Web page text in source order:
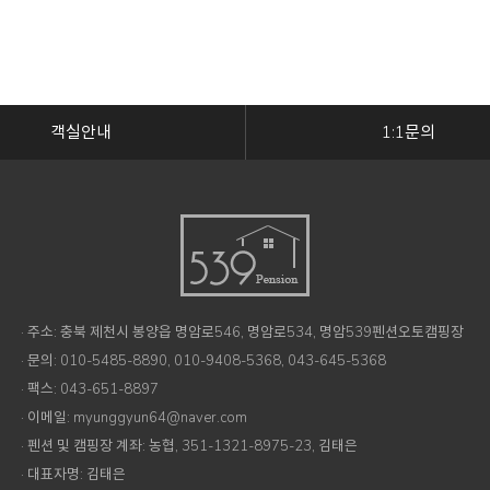
객실안내 1:1문의
· 주소: 충북 제천시 봉양읍 명암로546, 명암로534, 명암539펜션오토캠핑장
· 문의: 010-5485-8890, 010-9408-5368, 043-645-5368
· 팩스: 043-651-8897
· 이메일: myunggyun64@naver.com
· 펜션 및 캠핑장 계좌: 농협, 351-1321-8975-23, 김태은
· 대표자명: 김태은